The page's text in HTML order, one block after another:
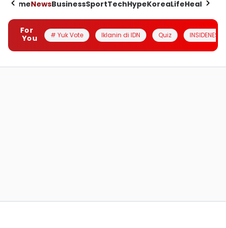
HomeNewsBusinessSportTechHypeKoreaLifeHealth
For
You
# Yuk Vote Iklanin di IDN Quiz INSIDENESIA